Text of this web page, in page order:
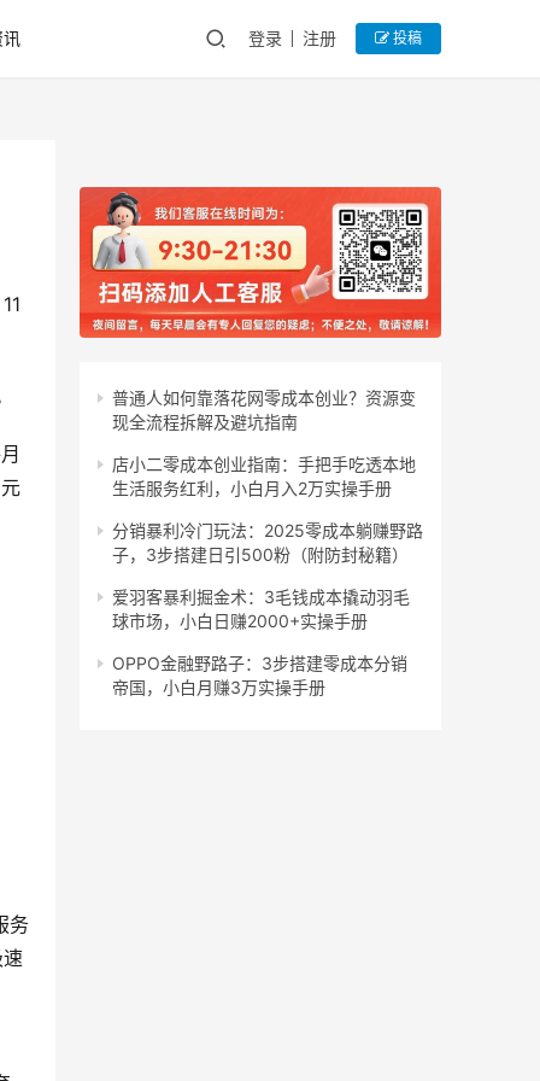
讯 登录 注册 投稿
务
普通人如何靠落花网零成本创业？资源变
现全流程拆解及避坑指南
店小二零成本创业指南：手把手吃透本地
生活服务红利，小白月入2万实操手册
分销暴利冷门玩法：2025零成本躺赚野路
子，3步搭建日引500粉（附防封秘籍）
爱羽客暴利掘金术：3毛钱成本撬动羽毛
球市场，小白日赚2000+实操手册
OPPO金融野路子：3步搭建零成本分销
帝国，小白月赚3万实操手册